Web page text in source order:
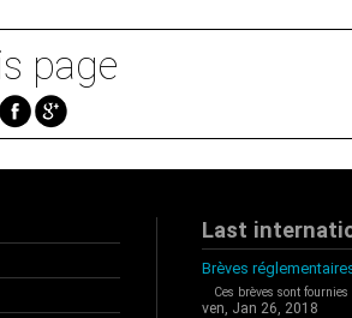
page
Last
Brèves
Ces brèves sont
ven, Jan 26, 2018